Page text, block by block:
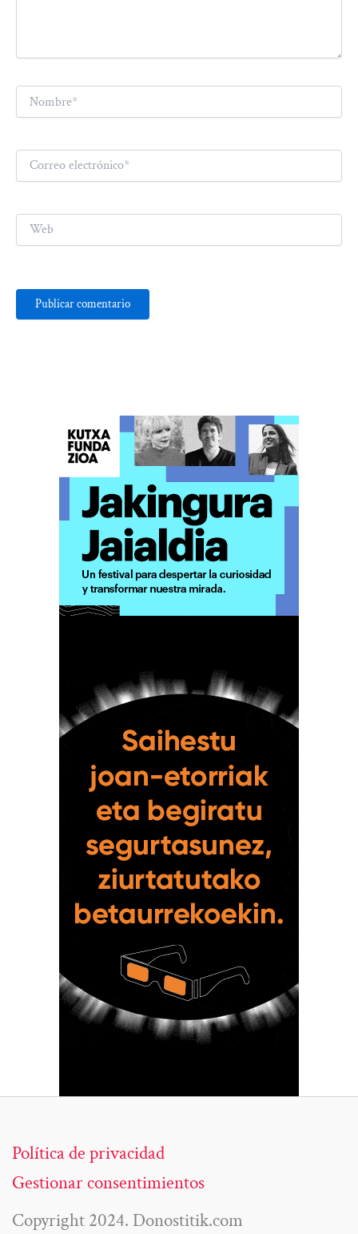
Nombre*
Correo
electrónico*
Web
Política de privacidad
Gestionar consentimientos
Copyright 2024. Donostitik.com